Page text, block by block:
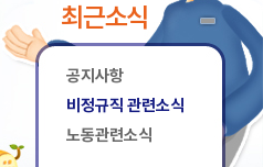
최근소식
공지사항
비정규직 관련소식
노동관련소식